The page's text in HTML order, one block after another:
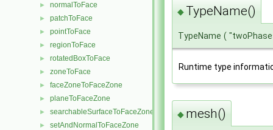
► normalToFace
► patchToFace
► pointToFace
► regionToFace
► rotatedBoxToFace
► zoneToFace
► faceZoneToFaceZone
► planeToFaceZone
► searchableSurfaceToFaceZone
► setAndNormalToFaceZone
◆ TypeName()
TypeName (
Runtime type
◆ mesh()